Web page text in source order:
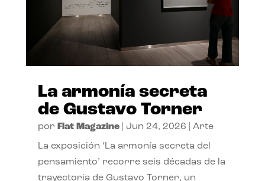
La armonía secreta
de Gustavo Torner
por Flat Magazine| Jun 24, 2026 Arte
La exposición ‘La armonía secreta del
pensamiento’ recorre seis décadas de la
trayectoria de Gustavo Torner, un